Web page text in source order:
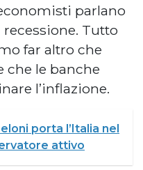
parlano
Tutto
far altro che
che le banche
l’inflazione.
porta l’Italia nel
attivo